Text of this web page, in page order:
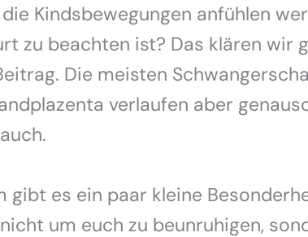
Kindsbewegungen anfühlen
zu beachten ist? Das klären wir
Die meisten
verlaufen aber
gibt es ein paar kleine
um euch zu beunruhigen,